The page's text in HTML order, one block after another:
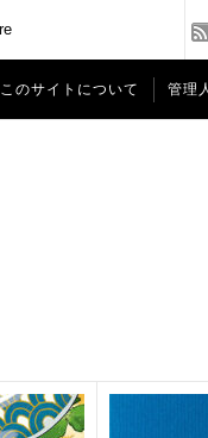
このサイトについて 管理